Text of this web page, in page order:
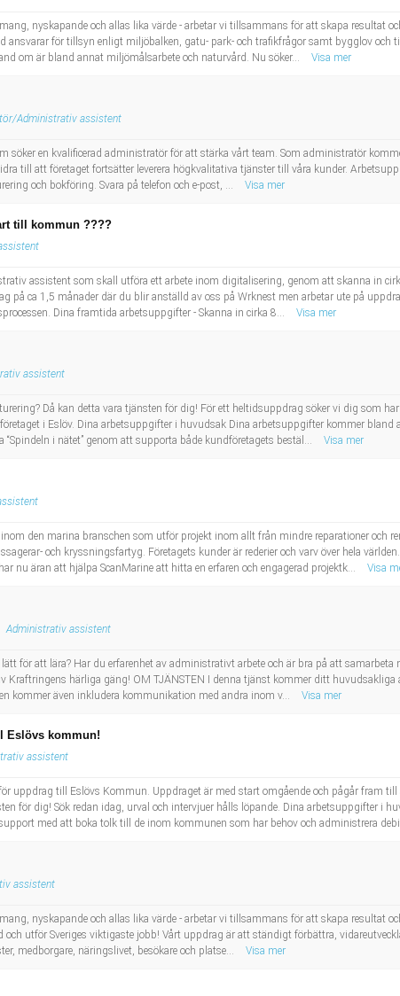
nyskapande och allas lika värde - arbetar vi tillsammans för att skapa resultat
ansvarar för tillsyn enligt miljöbalken, gatu- park- och trafikfrågor samt bygglov och
om är bland annat miljömålsarbete och naturvård. Nu söker...
Visa mer
Administrativ assistent
söker en kvalificerad administratör för att stärka vårt team. Som administratör
till att företaget fortsätter leverera högkvalitativa tjänster till våra kunder.
och bokföring. Svara på telefon och e-post, ...
Visa mer
till kommun ????
assistent som skall utföra ett arbete inom digitalisering, genom att skanna in
på ca 1,5 månader där du blir anställd av oss på Wrknest men arbetar ute på
Dina framtida arbetsuppgifter - Skanna in cirka 8...
Visa mer
assistent
Då kan detta vara tjänsten för dig! För ett heltidsuppdrag söker vi dig som
i Eslöv. Dina arbetsuppgifter i huvudsak Dina arbetsuppgifter kommer bland
i nätet” genom att supporta både kundföretagets bestäl...
Visa mer
den marina branschen som utför projekt inom allt från mindre reparationer och
och kryssningsfartyg. Företagets kunder är rederier och varv över hela
nu äran att hjälpa ScanMarine att hitta en erfaren och engagerad projektk...
Visa
Administrativ assistent
för att lära? Har du erfarenhet av administrativt arbete och är bra på att
Kraftringens härliga gäng! OM TJÄNSTEN I denna tjänst kommer ditt
kommer även inkludera kommunikation med andra inom v...
Visa mer
Eslövs kommun!
assistent
uppdrag till Eslövs Kommun. Uppdraget är med start omgående och pågår fram
för dig! Sök redan idag, urval och intervjuer hålls löpande. Dina arbetsuppgifter i
med att boka tolk till de inom kommunen som har behov och administrera
assistent
nyskapande och allas lika värde - arbetar vi tillsammans för att skapa resultat
utför Sveriges viktigaste jobb! Vårt uppdrag är att ständigt förbättra,
medborgare, näringslivet, besökare och platse...
Visa mer